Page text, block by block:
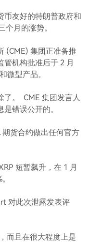
币友好的特朗普政府和
个月的涨势。
(CME) 集团正准备推
管机构批准后于 2 月
微型产品。
了。 CME 集团发言人
错误公开的。
期货合约做出任何官方
短暂飙升，在 1 月
对此次泄露发表评
而且在很大程度上是